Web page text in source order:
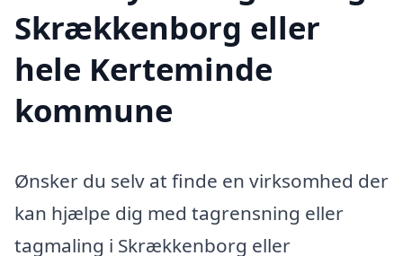
Skrækkenborg eller
hele Kerteminde
kommune
Ønsker du selv at finde en virksomhed der
kan hjælpe dig med tagrensning eller
tagmaling i Skrækkenborg eller